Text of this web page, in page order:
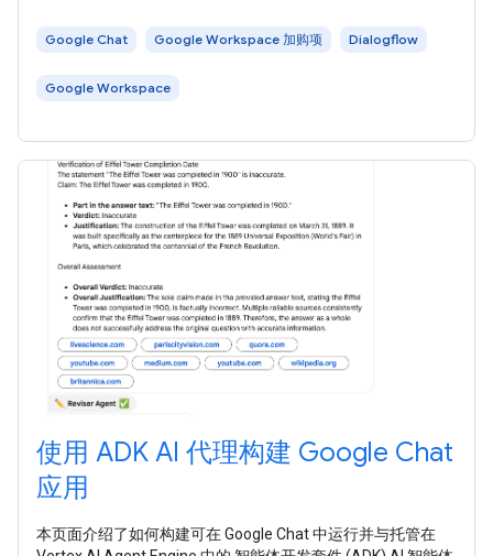
用的架构： 在上图中，与 Dialogflow Chat
Google Chat Google Workspace 加购项 Dialogflow
Google Workspace
使用 ADK AI 代理构建 Google Chat
应用
本页面介绍了如何构建可在 Google Chat 中运行并与托管在